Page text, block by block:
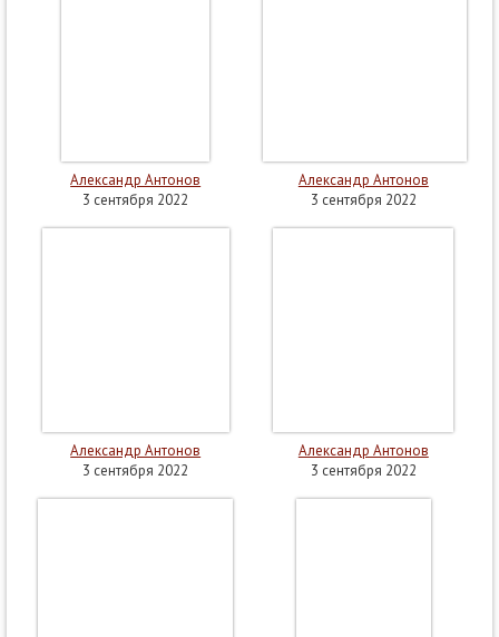
Александр Антонов
3 сентября 2022
Александр Антонов
3 сентября 2022
Александр Антонов
3 сентября 2022
Александр Антонов
3 сентября 2022